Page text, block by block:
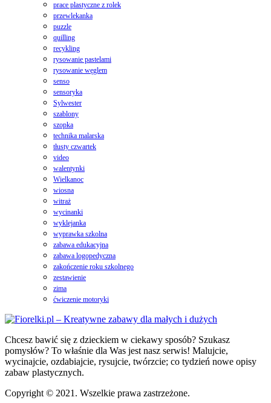
prace plastyczne z rolek
przewlekanka
puzzle
quilling
recykling
rysowanie pastelami
rysowanie węglem
senso
sensoryka
Sylwester
szablony
szopka
technika malarska
tłusty czwartek
video
walentynki
Wielkanoc
wiosna
witraż
wycinanki
wyklejanka
wyprawka szkolna
zabawa edukacyjna
zabawa logopedyczna
zakończenie roku szkolnego
zestawienie
zima
ćwiczenie motoryki
Chcesz bawić się z dzieckiem w ciekawy sposób? Szukasz
pomysłów? To właśnie dla Was jest nasz serwis! Malujcie,
wycinajcie, ozdabiajcie, rysujcie, twórzcie; co tydzień nowe opisy
zabaw plastycznych.
Copyright © 2021. Wszelkie prawa zastrzeżone.